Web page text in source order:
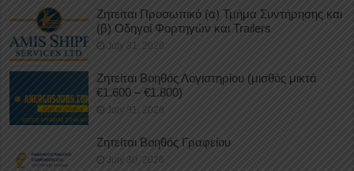
Ζητείται Προσωπικό (α) Τμήμα Συντήρησης και
(β) Οδηγοί Φορτηγών και Trailers
July 31, 2026
Ζητείται Βοηθός Λογιστηρίου (μισθός μικτά
€1.600 – €1.800)
July 31, 2026
Ζητείται Βοηθός Γραφείου
July 30, 2026